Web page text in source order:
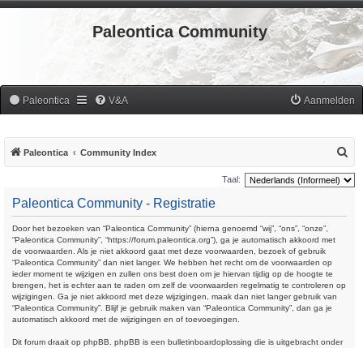
Paleontica Community
Paleontica V&A Aanmelden
Paleontica Community Index
o
e
Taal:
Paleontica Community - Registratie
Door het bezoeken van “Paleontica Community” (hierna genoemd “wij”, “ons”, “onze”,
“Paleontica Community”, “https://forum.paleontica.org”), ga je automatisch akkoord met
de voorwaarden. Als je niet akkoord gaat met deze voorwaarden, bezoek of gebruik
“Paleontica Community” dan niet langer. We hebben het recht om de voorwaarden op
ieder moment te wijzigen en zullen ons best doen om je hiervan tijdig op de hoogte te
brengen, het is echter aan te raden om zelf de voorwaarden regelmatig te controleren op
wijzigingen. Ga je niet akkoord met deze wijzigingen, maak dan niet langer gebruik van
“Paleontica Community”. Blijf je gebruik maken van “Paleontica Community”, dan ga je
automatisch akkoord met de wijzigingen en of toevoegingen.
Dit forum draait op phpBB. phpBB is een bulletinboardoplossing die is uitgebracht onder